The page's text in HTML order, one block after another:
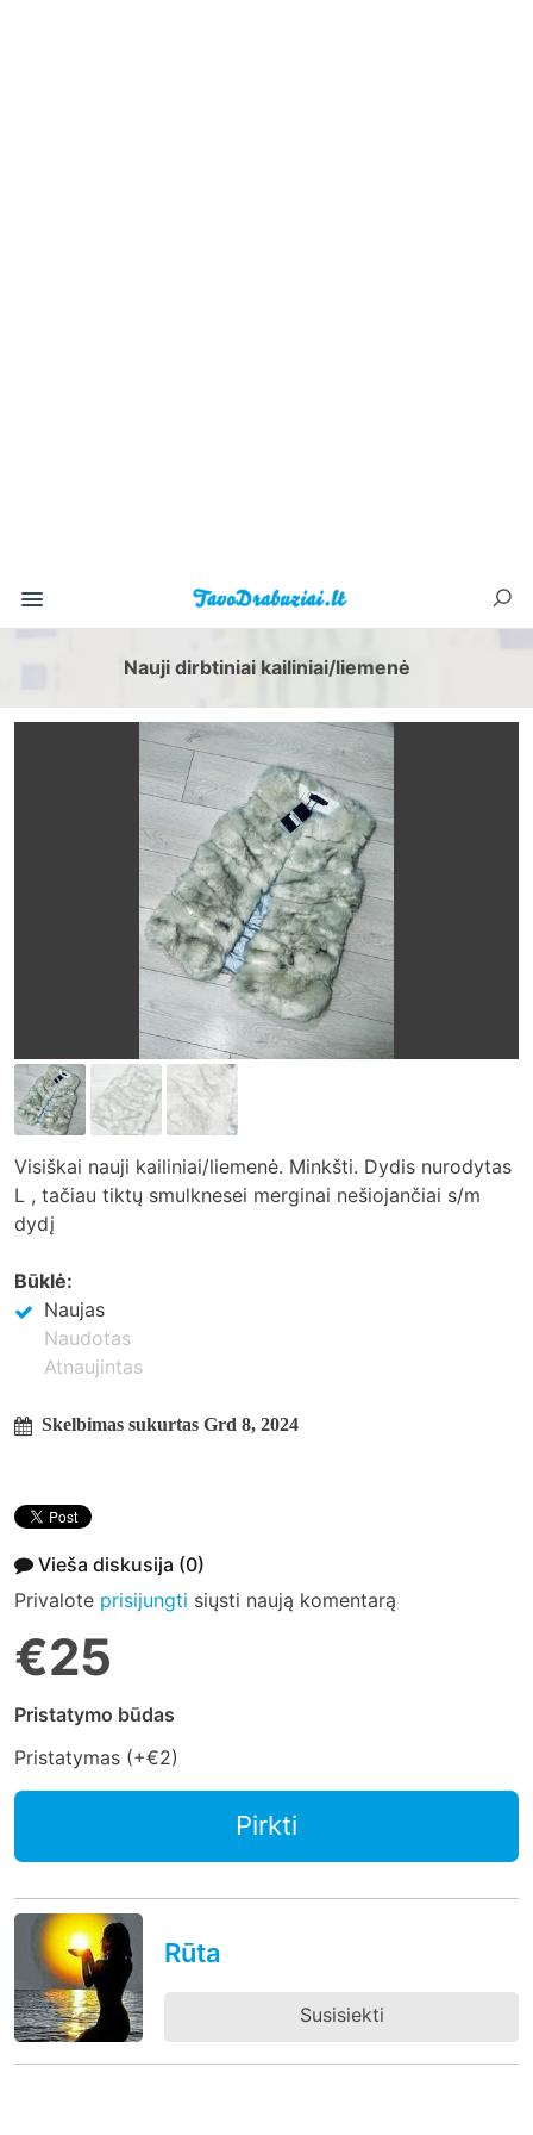
Nauji dirbtiniai kailiniai/liemenė
Visiškai nauji kailiniai/liemenė. Minkšti. Dydis nurodytas
L , tačiau tiktų smulknesei merginai nešiojančiai s/m
dydį
Būklė:
Naujas
Naudotas
Atnaujintas
Skelbimas sukurtas Grd 8, 2024
Vieša diskusija (0)
Privalote prisijungti siųsti naują komentarą
€25
Pristatymo būdas
Pristatymas (+€2)
Pirkti
Rūta
Susisiekti